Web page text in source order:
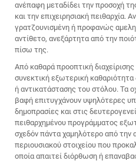
ανέπαφη μεταδίδει την προσοχή
και την επιχειρησιακή πειθαρχία.
γρατζουνισμένη ή προφανώς
αντίθετο, ανεξάρτητα από την
πίσω της.
Από καθαρά προοπτική
συνεκτική εξωτερική
ή αντικατάστασης του στόλου. Τα
βαφή επιτυγχάνουν υψηλότερες
δημοπρασίες και στις
πειθαρχημένου προγράμματος
σχεδόν πάντα χαμηλότερο από την
περιουσιακού στοιχείου που
οποία απαιτεί διόρθωση ή